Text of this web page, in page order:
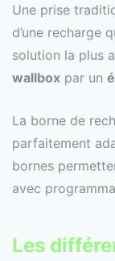
Une prise
d’une recharge
solution la plus
wallbox par un
La borne de
parfaitement
bornes
avec
Les